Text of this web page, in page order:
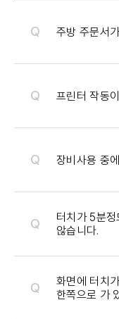
주방 주문서
프린터 작동
장비사용 중
터치가 5분
않습니다.
화면에 터치
한쪽으로 가